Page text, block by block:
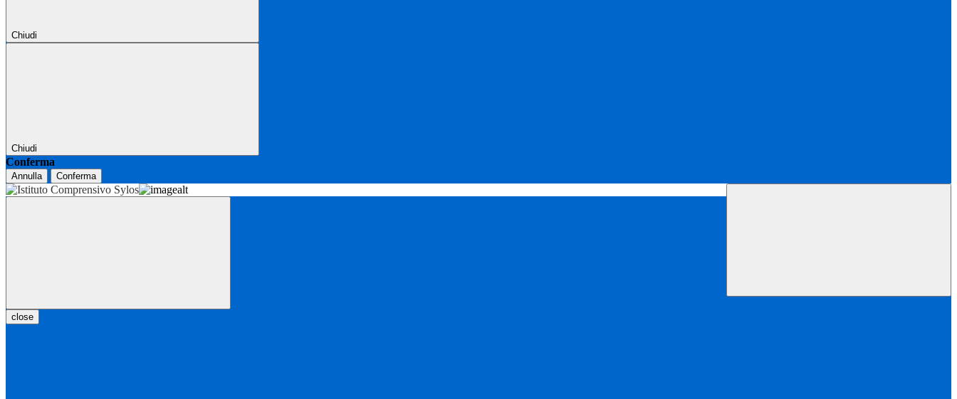
Chiudi
Chiudi
Conferma
Annulla Conferma
close